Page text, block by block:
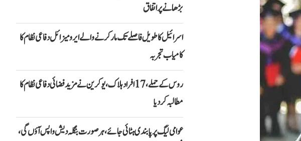
بڑھانے پر اتفاق
اسرائیل کا طویل فاصلے تک مار کرنے والے ایرو میزائل دفاعی نظام کا
کامیاب تجربہ
روس کے حملے، 17 افراد ہلاک، یوکرین نے مزید فضائی دفاعی نظام کا
مطالبہ کر دیا
عوامی لیگ پر پابندی ہٹائی جائے، ہر صورت بنگلہ دیش واپس آؤں گی،